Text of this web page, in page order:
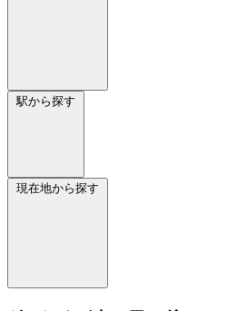
駅から探す
現在地から探す